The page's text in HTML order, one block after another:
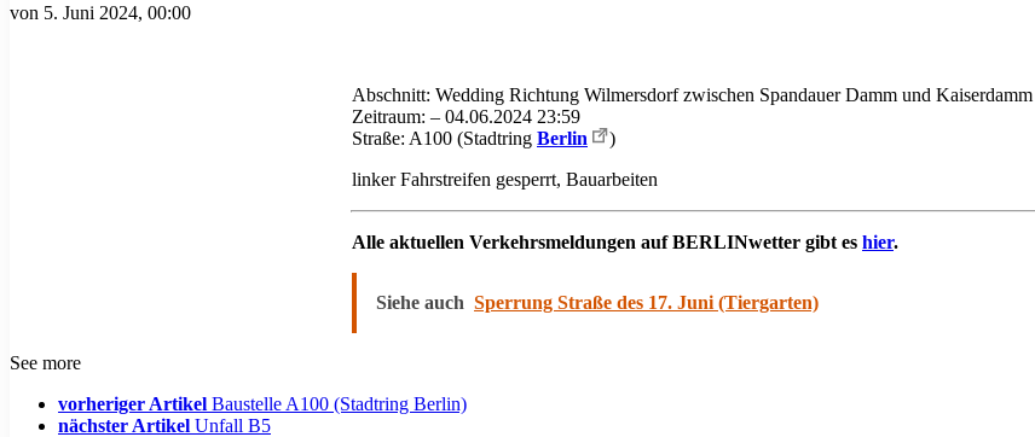
von 5. Juni 2024, 00:00
Abschnitt: Wedding Richtung Wilmersdorf zwischen Spandauer Damm und Kaiserdamm
Zeitraum: – 04.06.2024 23:59
Straße: A100 (Stadtring Berlin
)
linker Fahrstreifen gesperrt, Bauarbeiten
Alle aktuellen Verkehrsmeldungen auf BERLINwetter gibt es hier.
Siehe auch Sperrung Straße des 17. Juni (Tiergarten)
See more
vorheriger Artikel Baustelle A100 (Stadtring Berlin)
nächster Artikel Unfall B5